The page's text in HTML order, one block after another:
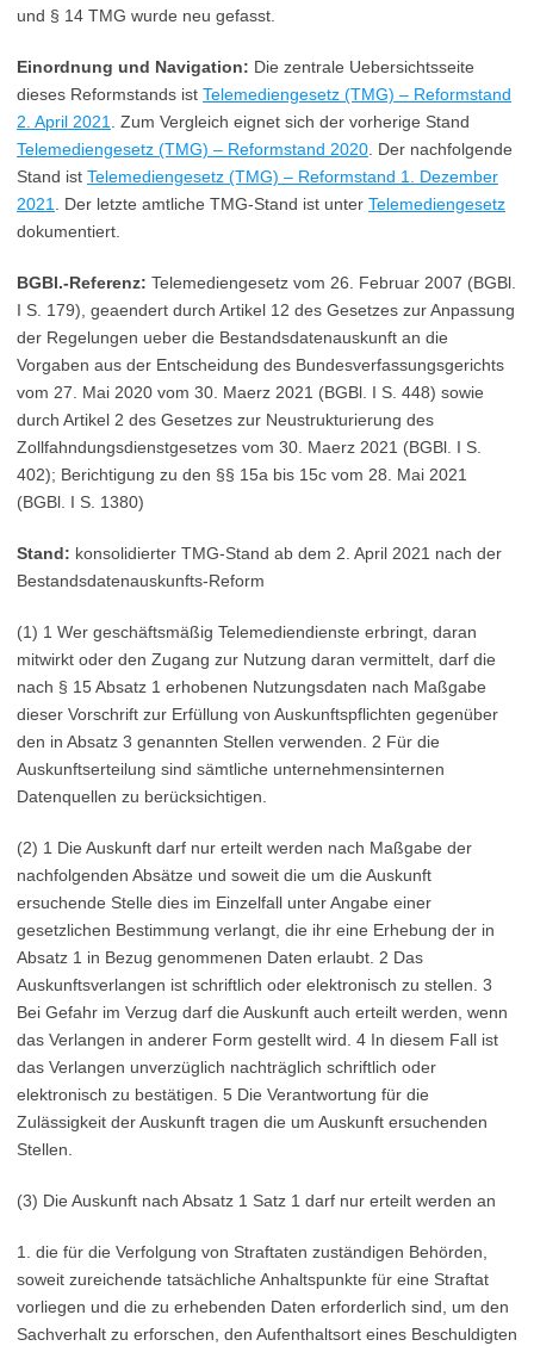
und § 14 TMG wurde neu gefasst.
Einordnung und Navigation: Die zentrale Uebersichtsseite
dieses Reformstands ist Telemediengesetz (TMG) – Reformstand
2. April 2021
. Zum Vergleich eignet sich der vorherige Stand
Telemediengesetz (TMG) – Reformstand 2020 . Der nachfolgende
Stand ist Telemediengesetz (TMG) – Reformstand 1. Dezember
2021
. Der letzte amtliche TMG-Stand ist unter Telemediengesetz
dokumentiert.
BGBl.-Referenz: Telemediengesetz vom 26. Februar 2007 (BGBl.
I S. 179), geaendert durch Artikel 12 des Gesetzes zur Anpassung
der Regelungen ueber die Bestandsdatenauskunft an die
Vorgaben aus der Entscheidung des Bundesverfassungsgerichts
vom 27. Mai 2020 vom 30. Maerz 2021 (BGBl. I S. 448) sowie
durch Artikel 2 des Gesetzes zur Neustrukturierung des
Zollfahndungsdienstgesetzes vom 30. Maerz 2021 (BGBl. I S.
402); Berichtigung zu den §§ 15a bis 15c vom 28. Mai 2021
(BGBl. I S. 1380)
Stand: konsolidierter TMG-Stand ab dem 2. April 2021 nach der
Bestandsdatenauskunfts-Reform
(1) 1 Wer geschäftsmäßig Telemediendienste erbringt, daran
mitwirkt oder den Zugang zur Nutzung daran vermittelt, darf die
nach § 15 Absatz 1 erhobenen Nutzungsdaten nach Maßgabe
dieser Vorschrift zur Erfüllung von Auskunftspflichten gegenüber
den in Absatz 3 genannten Stellen verwenden. 2 Für die
Auskunftserteilung sind sämtliche unternehmensinternen
Datenquellen zu berücksichtigen.
(2) 1 Die Auskunft darf nur erteilt werden nach Maßgabe der
nachfolgenden Absätze und soweit die um die Auskunft
ersuchende Stelle dies im Einzelfall unter Angabe einer
gesetzlichen Bestimmung verlangt, die ihr eine Erhebung der in
Absatz 1 in Bezug genommenen Daten erlaubt. 2 Das
Auskunftsverlangen ist schriftlich oder elektronisch zu stellen. 3
Bei Gefahr im Verzug darf die Auskunft auch erteilt werden, wenn
das Verlangen in anderer Form gestellt wird. 4 In diesem Fall ist
das Verlangen unverzüglich nachträglich schriftlich oder
elektronisch zu bestätigen. 5 Die Verantwortung für die
Zulässigkeit der Auskunft tragen die um Auskunft ersuchenden
Stellen.
(3) Die Auskunft nach Absatz 1 Satz 1 darf nur erteilt werden an
1. die für die Verfolgung von Straftaten zuständigen Behörden,
soweit zureichende tatsächliche Anhaltspunkte für eine Straftat
vorliegen und die zu erhebenden Daten erforderlich sind, um den
Sachverhalt zu erforschen, den Aufenthaltsort eines Beschuldigten